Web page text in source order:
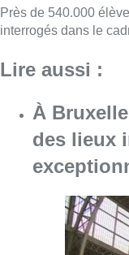
Près de 540.000
interrogés dans le
Lire aussi :
À
des lieux